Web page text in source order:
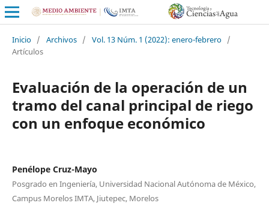
Inicio / Archivos / Vol. 13 Núm. 1 (2022): enero-febrero /
Artículos
Evaluación de la operación de un
tramo del canal principal de riego
con un enfoque económico
Penélope Cruz-Mayo
Posgrado en Ingeniería, Universidad Nacional Autónoma de México,
Campus Morelos IMTA, Jiutepec, Morelos